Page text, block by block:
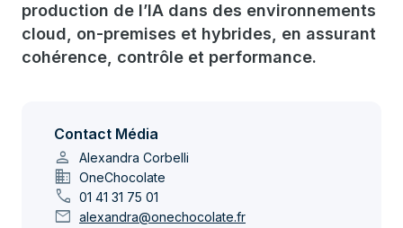
production de l’IA dans des environnements
cloud, on-premises et hybrides, en assurant
cohérence, contrôle et performance.
Contact Média
person Alexandra Corbelli
domain OneChocolate
call 01 41 31 75 01
mail alexandra@onechocolate.fr